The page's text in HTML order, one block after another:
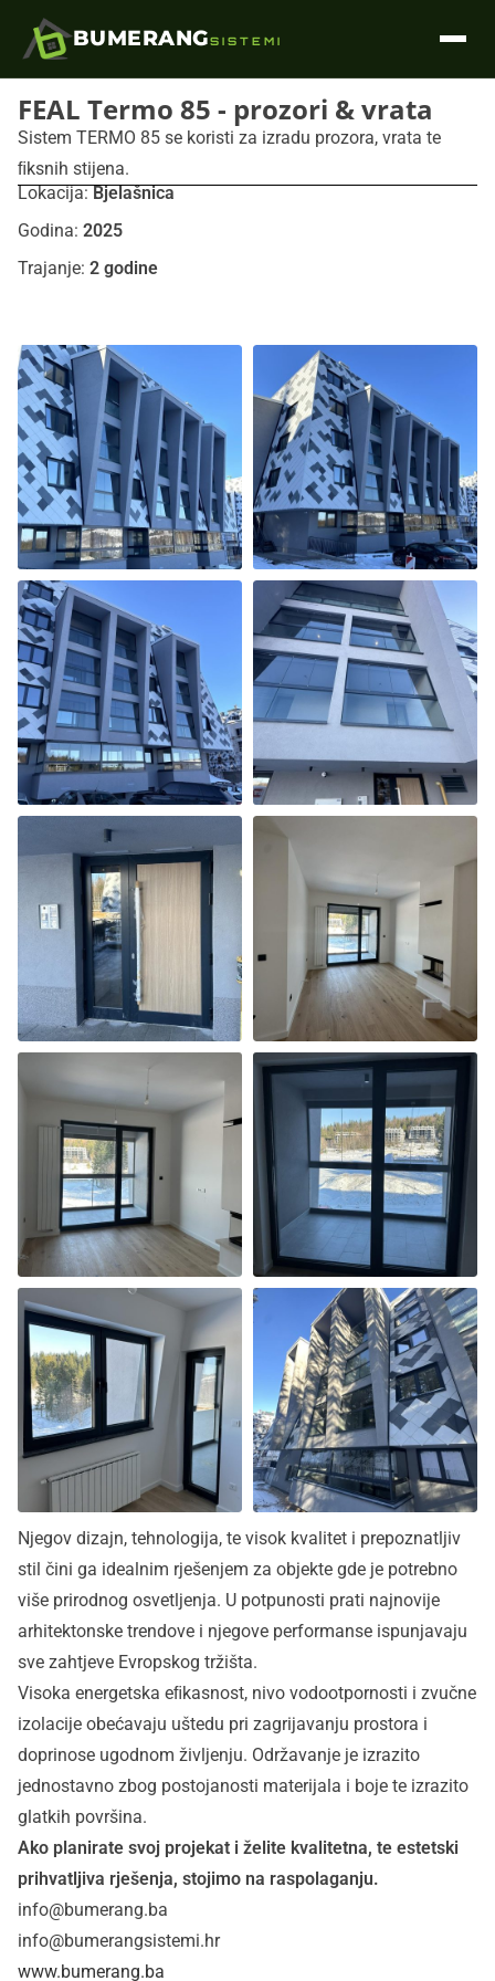
BUMERANGSISTEMI
FEAL Termo 85 - prozori & vrata
Sistem TERMO 85 se koristi za izradu prozora, vrata te
ﬁksnih stijena.
Lokacija:Bjelašnica
Godina: 2025
Trajanje: 2 godine
Njegov dizajn, tehnologija, te visok kvalitet i prepoznatljiv
stil čini ga idealnim rješenjem za objekte gde je potrebno
više prirodnog osvetljenja. U potpunosti prati najnovije
arhitektonske trendove i njegove performanse ispunjavaju
sve zahtjeve Evropskog tržišta.
Visoka energetska eﬁkasnost, nivo vodootpornosti i zvučne
izolacije obećavaju uštedu pri zagrijavanju prostora i
doprinose ugodnom življenju. Održavanje je izrazito
jednostavno zbog postojanosti materijala i boje te izrazito
glatkih površina.
Ako planirate svoj projekat i želite kvalitetna, te estetski
prihvatljiva rješenja, stojimo na raspolaganju.
info@bumerang.ba
info@bumerangsistemi.hr
www.bumerang.ba